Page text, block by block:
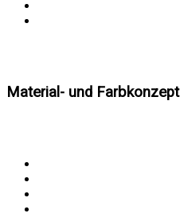
Material- und Farbkonzept